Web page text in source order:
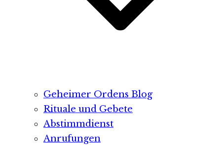
Geheimer Ordens Blog
Rituale und Gebete
Abstimmdienst
Anrufungen